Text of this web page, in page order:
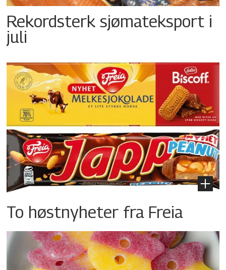
Rekordsterk sjømateksport i
juli
To høstnyheter fra Freia